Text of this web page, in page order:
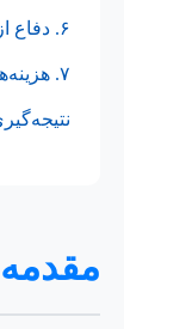
۶. دفاع از پایان‌نامه: اوج دستاوردهای شما
۷. هزینه‌ها و سرمایه‌گذاری در مسیر پایان‌نامه پزشکی